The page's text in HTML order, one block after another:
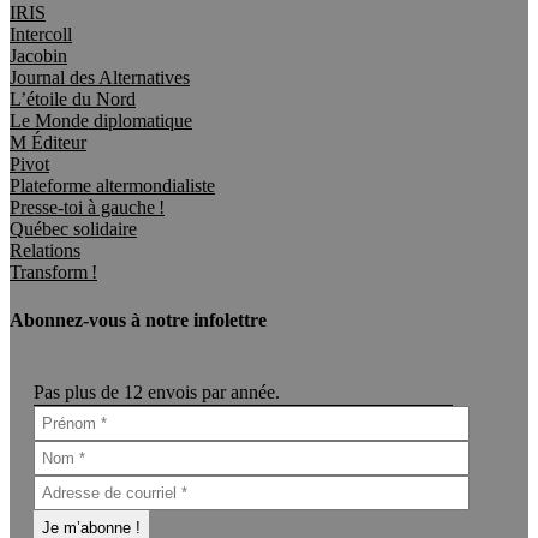
IRIS
Intercoll
Jacobin
Journal des Alternatives
L’étoile du Nord
Le Monde diplomatique
M Éditeur
Pivot
Plateforme altermondialiste
Presse-toi à gauche !
Québec solidaire
Relations
Transform !
Abonnez-vous à notre infolettre
Pas plus de 12 envois par année.